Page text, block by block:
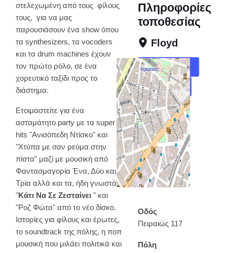
στελεχωμένη από τους φίλους
τους, για να μας
παρουσιάσουν ένα show όπου
τα synthesizers, τα vocoders
και τα drum machines έχουν
τον πρώτο ρόλο, σε ένα
χορευτικό ταξίδι προς το
διάστημα.
Ετοιμαστείτε για ένα
ασταμάτητο party με τα super
hits "Ανισόπεδη Ντίσκο" και
"Χτύπα με σαν ρεύμα στην
πίστα" μαζί με μουσική από
Φαντασμαγορία Ένα, Δύο και
Τρία αλλά και τα, ήδη γνωστά,
"Κάτι Να Σε Ζεσταίνει " και
"Ροζ Φώτα" από το νέο δίσκο.
Ιστορίες για φίλους και έρωτες,
το soundtrack της πόλης, η ποπ
μουσική που μιλάει πολιτικά και
Πληροφορίες
τοποθεσίας
Floyd
Χάρτης
Οδηγίες
Οδός
Πειραιώς 117
Πόλη